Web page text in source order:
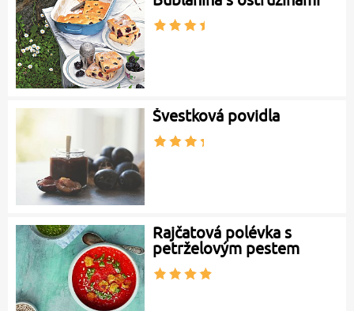
Švestková povidla
Rajčatová polévka s
petrželovým pestem